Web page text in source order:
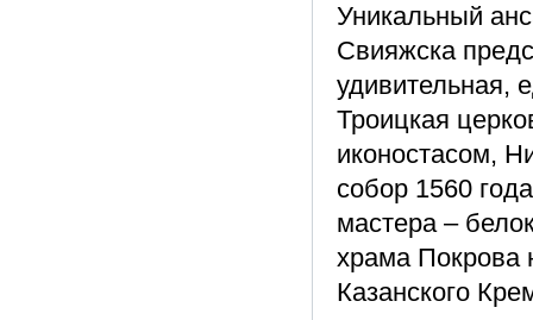
Уникальный
Свияжска
удивительная,
Троицкая
иконостасом,
собор 1560
мастера –
храма Покрова
Казанского